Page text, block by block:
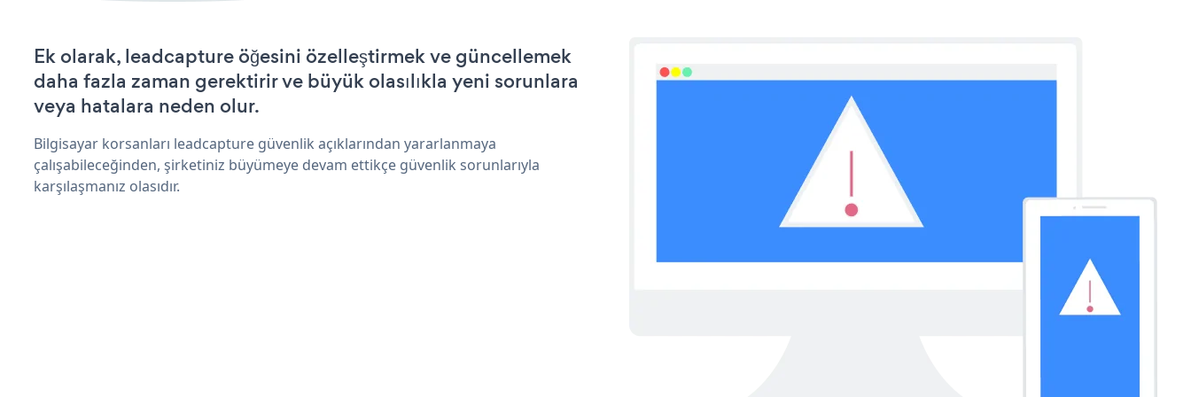
Ek olarak, leadcapture öğesini özelleştirmek ve güncellemek
daha fazla zaman gerektirir ve büyük olasılıkla yeni sorunlara
veya hatalara neden olur.
Bilgisayar korsanları leadcapture güvenlik açıklarından yararlanmaya
çalışabileceğinden, şirketiniz büyümeye devam ettikçe güvenlik sorunlarıyla
karşılaşmanız olasıdır.